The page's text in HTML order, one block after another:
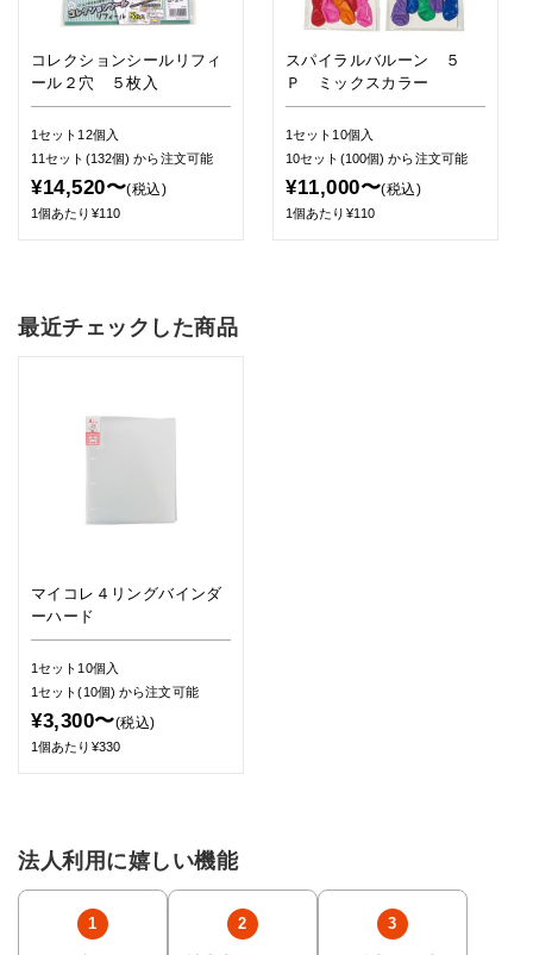
コレクションシールリフィ
ール２穴 ５枚入
1セット12個入
11セット(132個)から注文可能
¥14,520〜(税込)
1個あたり¥110
スパイラルバルーン ５
Ｐ ミックスカラー
1セット10個入
10セット(100個)から注文可能
¥11,000〜(税込)
1個あたり¥110
最近チェックした商品
マイコレ４リングバインダ
ーハード
1セット10個入
1セット(10個)から注文可能
¥3,300〜(税込)
1個あたり¥330
法人利用に嬉しい機能